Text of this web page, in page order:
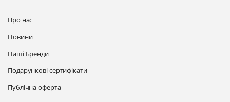
Про нас
Новини
Наші Бренди
Подарункові сертифікати
Публічна оферта